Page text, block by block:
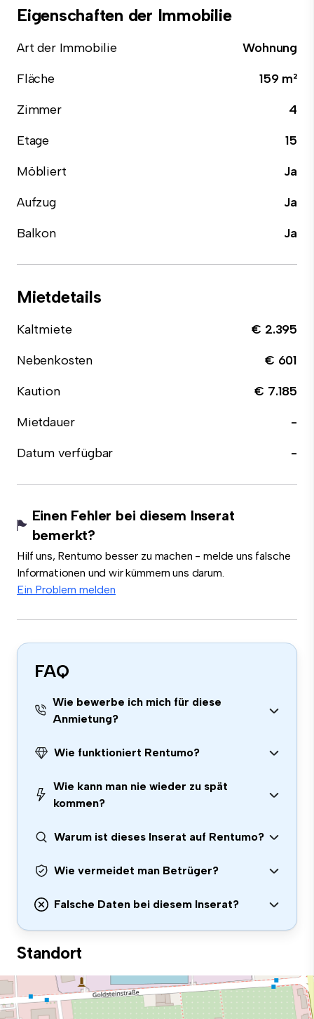
Eigenschaften der Immobilie
Art der Immobilie
Wohnung
Fläche
159 m²
Zimmer
4
Etage
15
Möbliert
Ja
Aufzug
Ja
Balkon
Ja
Mietdetails
Kaltmiete
€ 2.395
Nebenkosten
€ 601
Kaution
€ 7.185
Mietdauer
-
Datum verfügbar
-
Einen Fehler bei diesem Inserat
bemerkt?
Hilf uns, Rentumo besser zu machen - melde uns falsche
Informationen und wir kümmern uns darum.
Ein Problem melden
FAQ
Wie bewerbe ich mich für diese
Anmietung?
Wie funktioniert Rentumo?
Wie kann man nie wieder zu spät
kommen?
Warum ist dieses Inserat auf Rentumo?
Wie vermeidet man Betrüger?
Falsche Daten bei diesem Inserat?
Standort